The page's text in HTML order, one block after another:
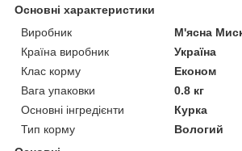
Основні характеристики
Виробник
М'ясна
Країна виробник
Україна
Клас корму
Економ
Вага упаковки
0.8 кг
Основні інгредієнти
Курка
Тип корму
Вологий